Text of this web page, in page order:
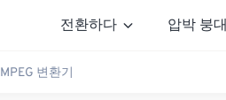
전환하다 압박 붕대
MPEG 변환기